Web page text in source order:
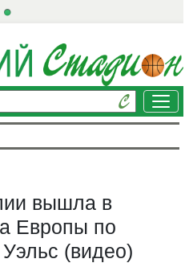
вышла в
Европы по
(видео)